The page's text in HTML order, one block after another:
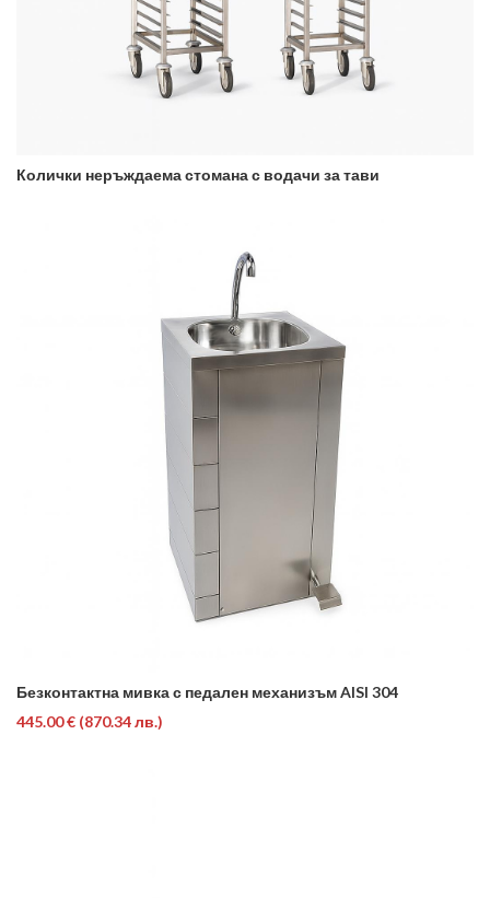
Колички неръждаема стомана с водачи за тави
Безконтактна мивка с педален механизъм AISI 304
445.00 € (870.34 лв.)